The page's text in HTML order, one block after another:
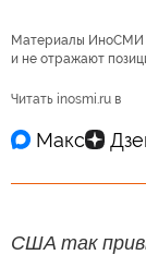
Материалы ИноСМИ
и не отражают
Читать inosmi.ru в
США так